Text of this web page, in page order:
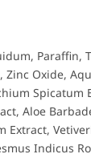
Paraffin,
Oxide,
Spicatum
Aloe
Extract,
Indicus